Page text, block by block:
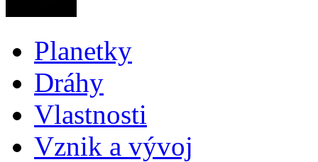
Planetky
Dráhy
Vlastnosti
Vznik a vývoj